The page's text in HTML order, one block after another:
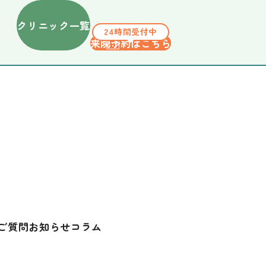
クリニック一覧 24時間受付中
来院予約はこちら
質問お知らせコラム